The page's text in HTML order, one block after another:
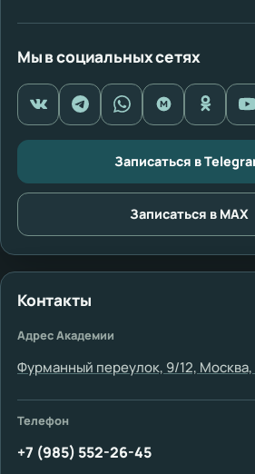
Мы в социальных сетях
Записаться в
Записаться в MAX
Контакты
Адрес Академии
Фурманный переулок, 9/12, Москва,
Телефон
+7 (985) 552-26-45